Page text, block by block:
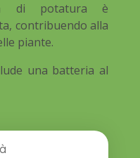
di potatura è
contribuendo alla
piante.
una batteria al